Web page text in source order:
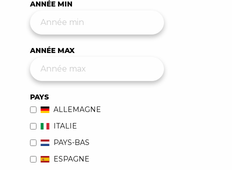
ANNÉE MIN
ANNÉE MAX
PAYS
ALLEMAGNE
ITALIE
PAYS-BAS
ESPAGNE